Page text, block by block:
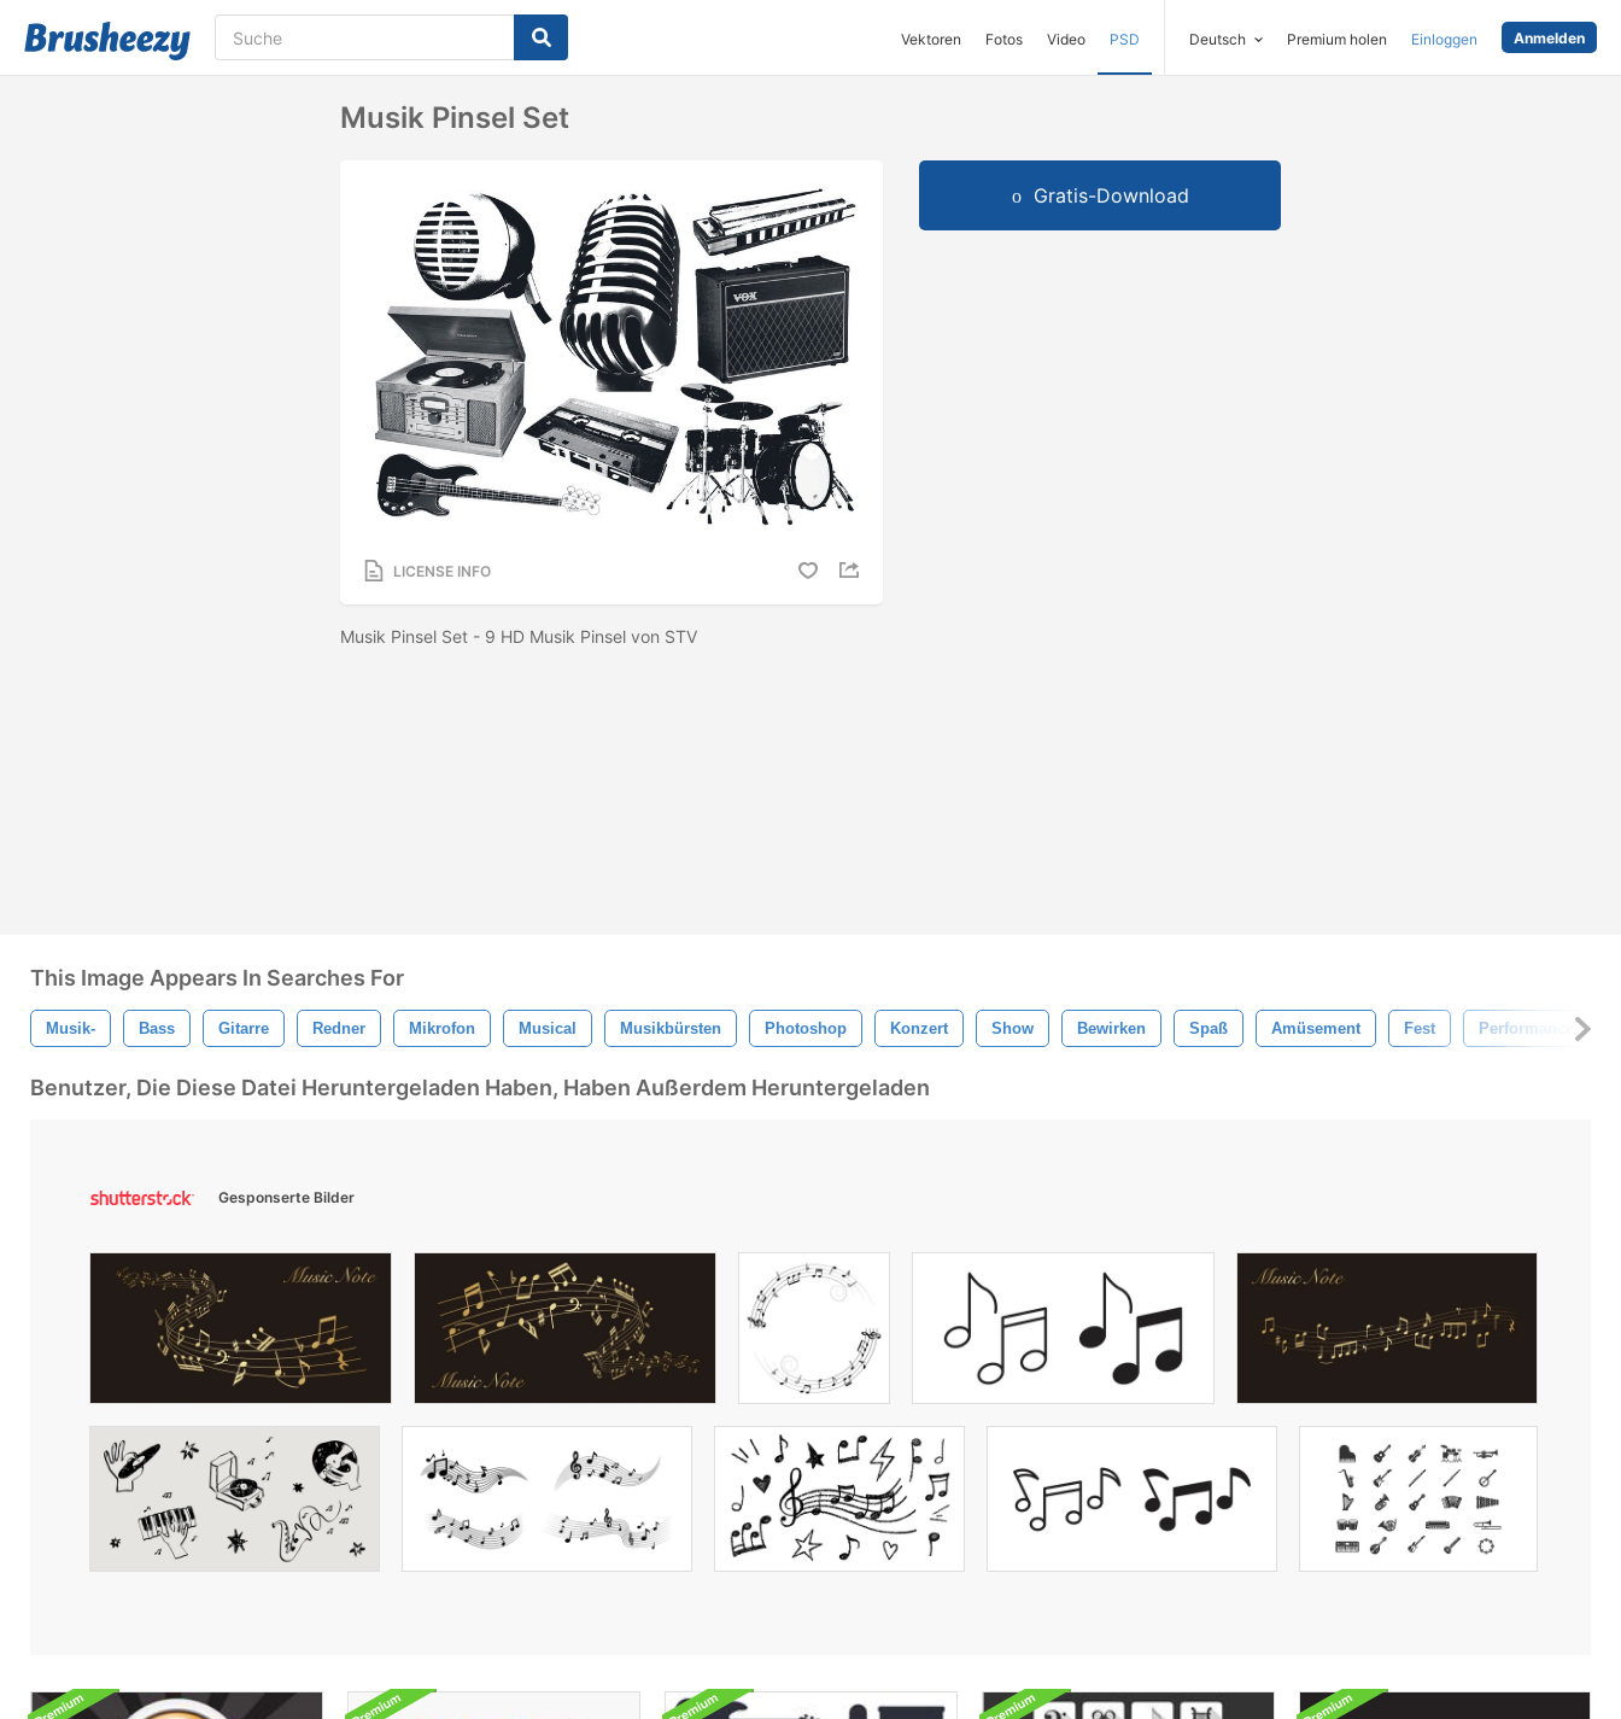
Vektoren Fotos Video PSD Deutsch Premium holen Einloggen Anmelden
Musik Pinsel Set
LICENSE INFO
Musik Pinsel Set - 9 HD Musik Pinsel von STV
Gratis-Download
This Image Appears In Searches For
Musik- Bass Gitarre Redner Mikrofon Musical Musikbürsten Photoshop Konzert Show Bewirken Spaß Amüsement Fest Performance
Benutzer, Die Diese Datei Heruntergeladen Haben, Haben Außerdem Heruntergeladen
Gesponserte Bilder